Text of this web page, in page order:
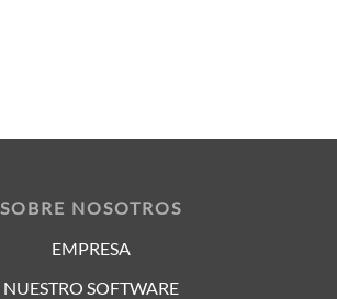
SOBRE NOSOTROS
EMPRESA
NUESTRO SOFTWARE